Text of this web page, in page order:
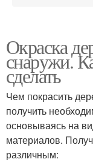
Окраска
снаружи.
сделать
Чем покрасить
получить
основываясь на
материалов.
различным: